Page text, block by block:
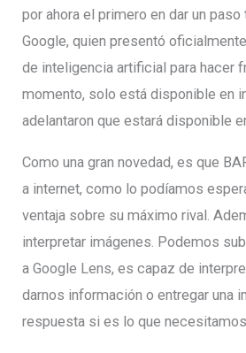
por ahora el primero en dar un
Google, quien presentó
de inteligencia artificial para hacer
momento, solo está disponible en
adelantaron que estará disponible
Como una gran novedad, es que
a internet, como lo podíamos
ventaja sobre su máximo rival.
interpretar imágenes. Podemos
a Google Lens, es capaz de
darnos información o entregar una
respuesta si es lo que necesitamos.